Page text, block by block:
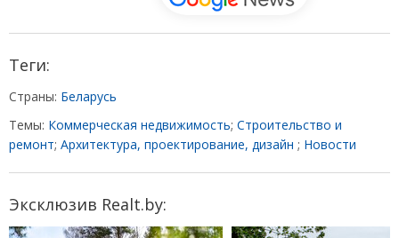
Теги:
Страны: Беларусь
Темы: Коммерческая недвижимость; Строительство и
ремонт; Архитектура, проектирование, дизайн ; Новости
Эксклюзив Realt.by: